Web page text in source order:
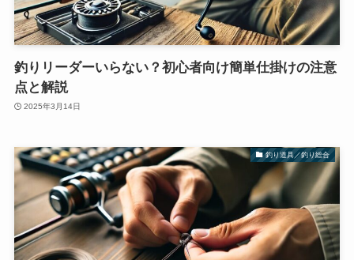
釣りリーダーいらない？初心者向け簡単仕掛けの注意
点と解説
2025年3月14日
釣り道具／釣り総合